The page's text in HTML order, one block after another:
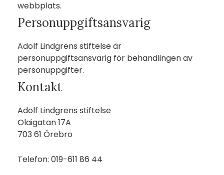
webbplats.
Personuppgiftsansvarig
Adolf Lindgrens stiftelse är
personuppgiftsansvarig för behandlingen av
personuppgifter.
Kontakt
Adolf Lindgrens stiftelse
Olaigatan 17A
703 61 Örebro
Telefon: 019-611 86 44